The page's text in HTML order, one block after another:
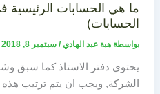
ما هي الحسابات
الحسابات)
بواسطة هبة عبد الهادي/ سبتمبر 8, 2018
يحتوي دفتر الاستاذ كما سبق
الشركة, ويجب ان يتم ترتيب